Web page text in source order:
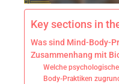
Key sections in
Was sind Mind-Body-
Zusammenhang mit
Welche
Body-Praktiken